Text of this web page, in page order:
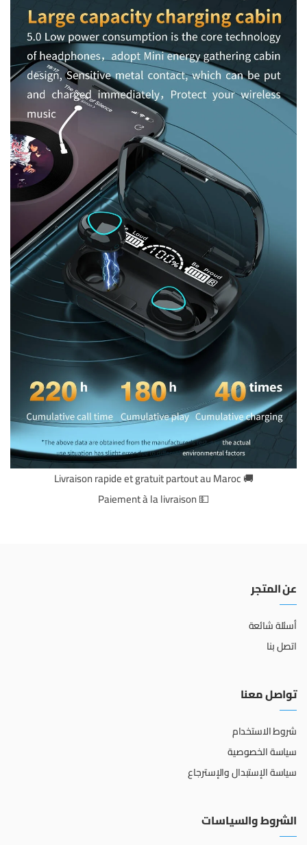
🚚 Livraison rapide et gratuit partout au Maroc
💵 Paiement à la livraison
عن المتجر
أسئلة شائعة
اتصل بنا
تواصل معنا
شروط الاستخدام
سياسة الخصوصية
سياسة الإستبدال والإسترجاع
الشروط والسياسات